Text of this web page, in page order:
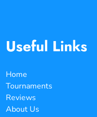
Useful Links
Home
Tournaments
Reviews
About Us